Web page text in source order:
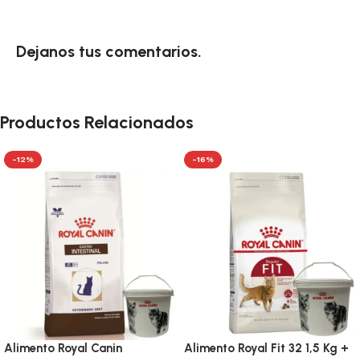
Dejanos tus comentarios.
Productos Relacionados
-12%
Alimento Royal Canin
-16%
Alimento Royal Fit 32 1,5 Kg +